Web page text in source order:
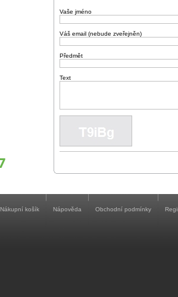
Vaše jméno
Váš email (nebude zveřejněn)
Předmět
Text
Nákupní košík Nápověda Obchodní podmínky